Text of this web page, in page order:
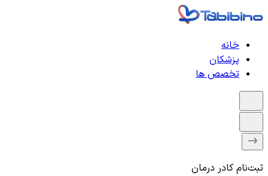
خانه
پزشکان
تخصص ها
ثبت‌نام کادر درمان